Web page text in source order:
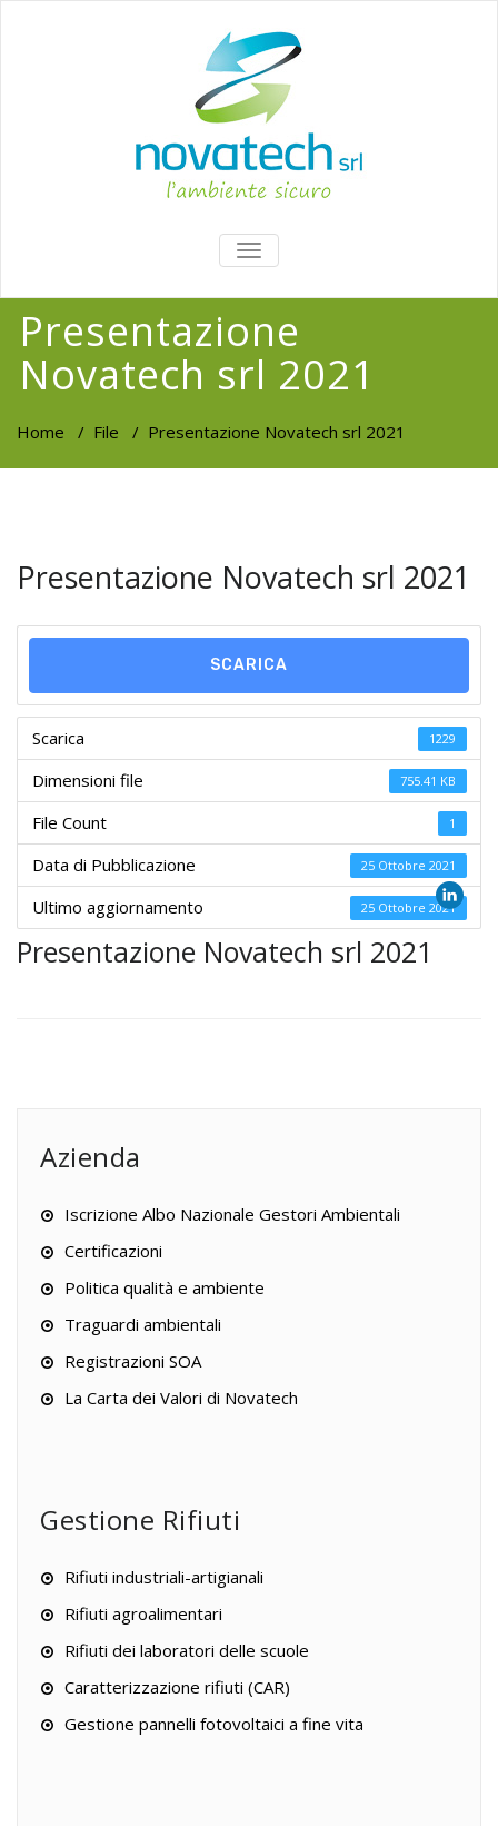
TOGGLE
NAVIGATION
Presentazione
Novatech srl 2021
Home / File / Presentazione Novatech srl 2021
Presentazione Novatech srl 2021
SCARICA
Scarica 1229
Dimensioni file 755.41 KB
File Count 1
Data di Pubblicazione 25 Ottobre 2021
Ultimo aggiornamento 25 Ottobre 2021
Presentazione Novatech srl 2021
Azienda
Iscrizione Albo Nazionale Gestori Ambientali
Certificazioni
Politica qualità e ambiente
Traguardi ambientali
Registrazioni SOA
La Carta dei Valori di Novatech
Gestione Rifiuti
Rifiuti industriali-artigianali
Rifiuti agroalimentari
Rifiuti dei laboratori delle scuole
Caratterizzazione rifiuti (CAR)
Gestione pannelli fotovoltaici a fine vita